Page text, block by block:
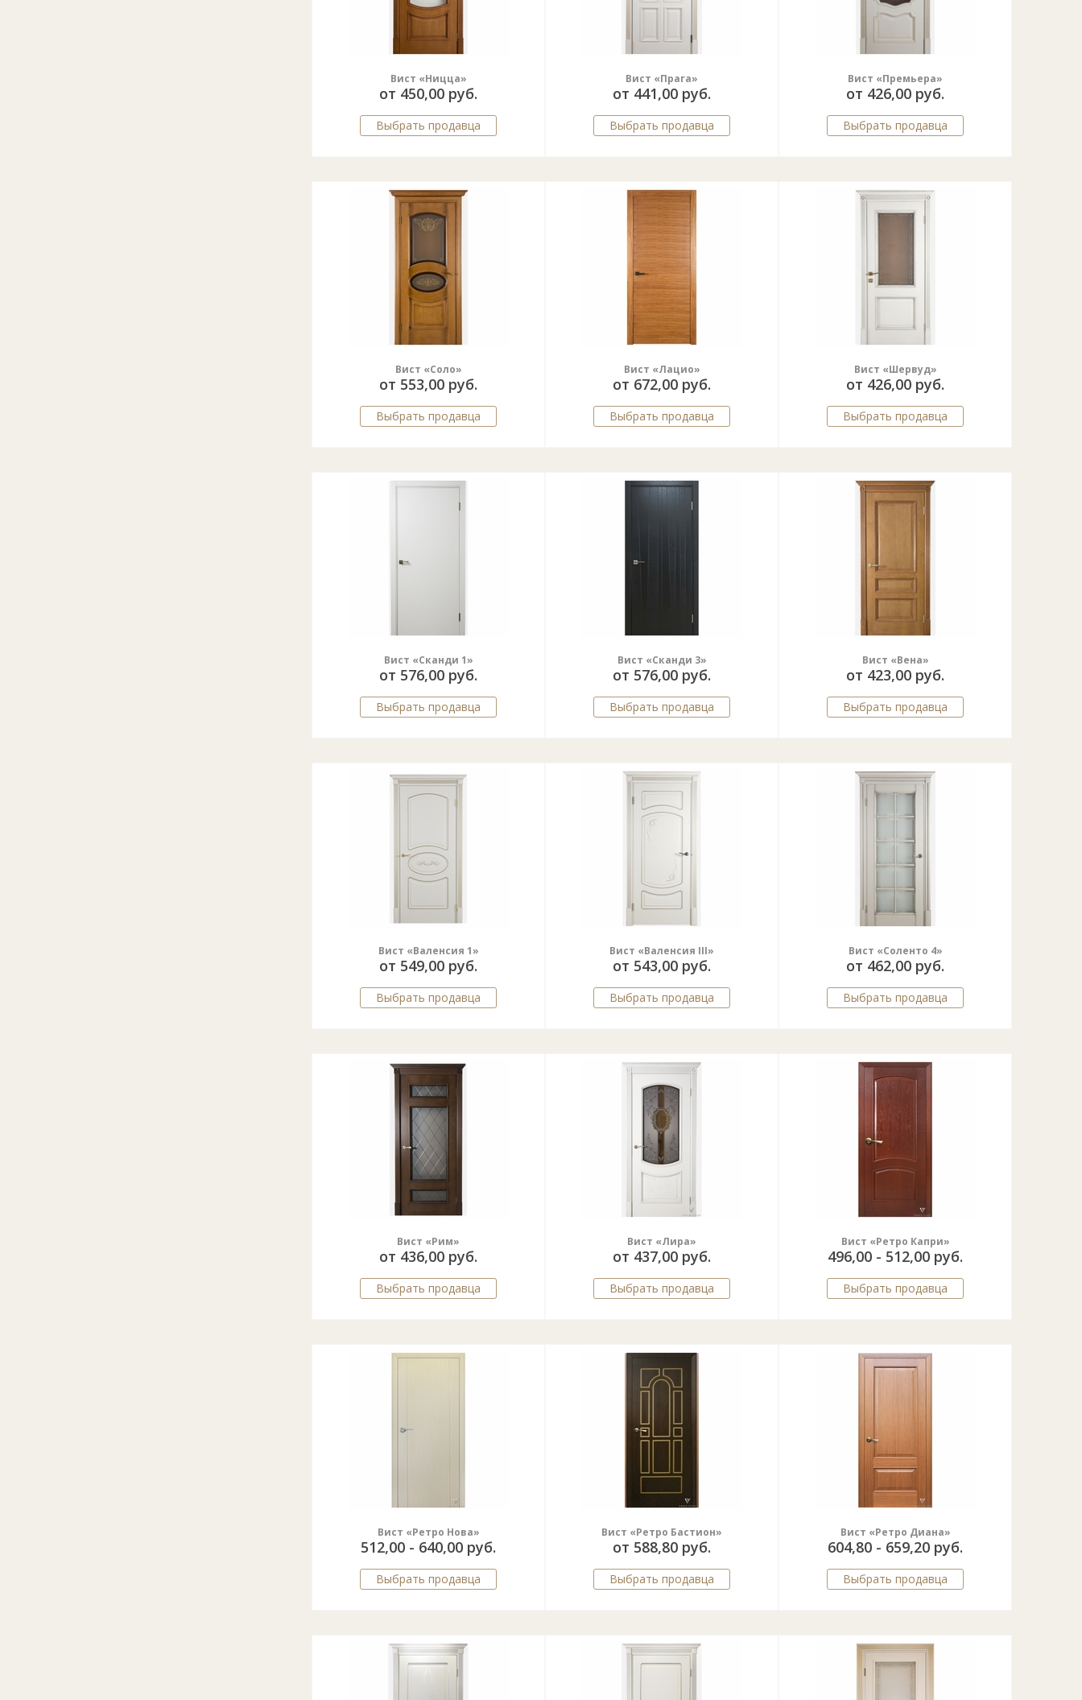
Вист «Ницца»
от 450,00 руб.
Выбрать продавца
Вист «Прага»
от 441,00 руб.
Выбрать продавца
Вист «Премьера»
от 426,00 руб.
Выбрать продавца
Вист «Соло»
от 553,00 руб.
Выбрать продавца
Вист «Лацио»
от 672,00 руб.
Выбрать продавца
Вист «Шервуд»
от 426,00 руб.
Выбрать продавца
Вист «Сканди 1»
от 576,00 руб.
Выбрать продавца
Вист «Сканди 3»
от 576,00 руб.
Выбрать продавца
Вист «Вена»
от 423,00 руб.
Выбрать продавца
Вист «Валенсия 1»
от 549,00 руб.
Выбрать продавца
Вист «Валенсия III»
от 543,00 руб.
Выбрать продавца
Вист «Соленто 4»
от 462,00 руб.
Выбрать продавца
Вист «Рим»
от 436,00 руб.
Выбрать продавца
Вист «Лира»
от 437,00 руб.
Выбрать продавца
Вист «Ретро Капри»
496,00 - 512,00 руб.
Выбрать продавца
Вист «Ретро Нова»
512,00 - 640,00 руб.
Выбрать продавца
Вист «Ретро Бастион»
от 588,80 руб.
Выбрать продавца
Вист «Ретро Диана»
604,80 - 659,20 руб.
Выбрать продавца